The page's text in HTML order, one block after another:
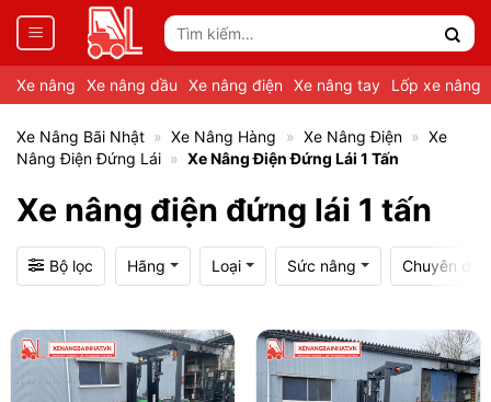
Tìm
kiếm:
Xe nâng
Xe nâng dầu Xe nâng điện Xe nâng tay Lốp xe nâng
Xe Nâng Bãi Nhật » Xe Nâng Hàng » Xe Nâng Điện » Xe
Nâng Điện Đứng Lái » Xe Nâng Điện Đứng Lái 1 Tấn
Xe nâng điện đứng lái 1 tấn
Bộ lọc Hãng Loại Sức nâng Chuyên